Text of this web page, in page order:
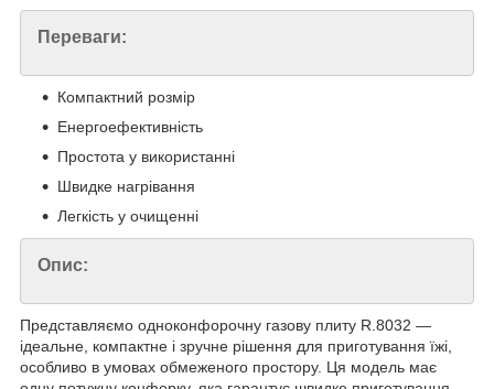
Переваги:
Компактний розмір
Енергоефективність
Простота у використанні
Швидке нагрівання
Легкість у очищенні
Опис:
Представляємо одноконфорочну газову плиту R.8032 —
ідеальне, компактне і зручне рішення для приготування їжі,
особливо в умовах обмеженого простору. Ця модель має